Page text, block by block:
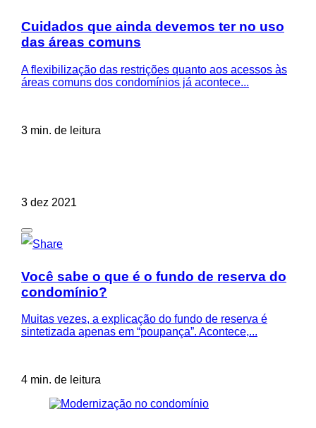
Cuidados que ainda devemos ter no uso
das áreas comuns
A flexibilização das restrições quanto aos acessos às
áreas comuns dos condomínios já acontece...
3 min. de leitura
3 dez 2021
Você sabe o que é o fundo de reserva do
condomínio?
Muitas vezes, a explicação do fundo de reserva é
sintetizada apenas em “poupança”. Acontece,...
4 min. de leitura